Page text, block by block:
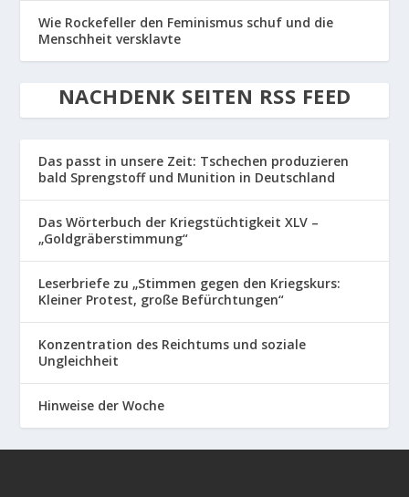
Wie Rockefeller den Feminismus schuf und die
Menschheit versklavte
NACHDENK SEITEN RSS FEED
Das passt in unsere Zeit: Tschechen produzieren
bald Sprengstoff und Munition in Deutschland
Das Wörterbuch der Kriegstüchtigkeit XLV –
„Goldgräberstimmung“
Leserbriefe zu „Stimmen gegen den Kriegskurs:
Kleiner Protest, große Befürchtungen“
Konzentration des Reichtums und soziale
Ungleichheit
Hinweise der Woche